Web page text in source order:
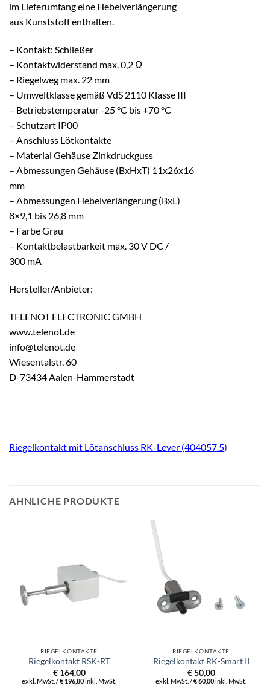
im Lieferumfang eine Hebelverlängerung
aus Kunststoff enthalten.
– Kontakt: Schließer
– Kontaktwiderstand max. 0,2 Ω
– Riegelweg max. 22 mm
– Umweltklasse gemäß VdS 2110 Klasse III
– Betriebstemperatur -25 °C bis +70 °C
– Schutzart IP00
– Anschluss Lötkontakte
– Material Gehäuse Zinkdruckguss
– Abmessungen Gehäuse (BxHxT) 11x26x16
mm
– Abmessungen Hebelverlängerung (BxL)
8×9,1 bis 26,8 mm
– Farbe Grau
– Kontaktbelastbarkeit max. 30 V DC /
300 mA
Hersteller/Anbieter:
TELENOT ELECTRONIC GMBH
www.telenot.de
info@telenot.de
Wiesentalstr. 60
D-73434 Aalen-Hammerstadt
Riegelkontakt mit Lötanschluss RK-Lever (404057.5)
ÄHNLICHE PRODUKTE
RIEGELKONTAKTE
Riegelkontakt RSK-RT
€164,00
exkl. MwSt. /€ 196,80inkl. MwSt.
RIEGELKONTAKTE
Riegelkontakt RK-Smart II
€50,00
exkl. MwSt. /€60,00inkl. MwSt.